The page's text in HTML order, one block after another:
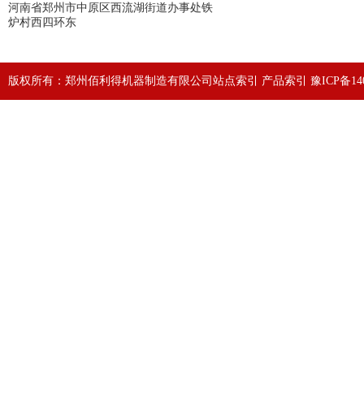
河南省郑州市中原区西流湖街道办事处铁
炉村西四环东
版权所有：郑州佰利得机器制造有限公司 站点索引 产品索引 豫ICP备